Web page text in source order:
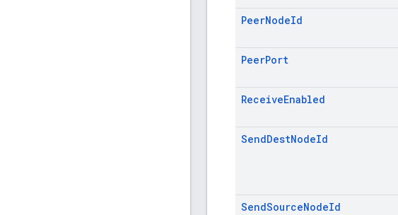
PeerNodeId
PeerPort
ReceiveEnabled
SendDestNodeId
SendSourceNodeId